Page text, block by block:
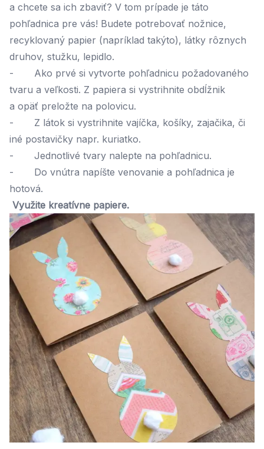
a chcete sa ich zbaviť? V tom prípade je táto
pohľadnica pre vás! Budete potrebovať nožnice,
recyklovaný papier (napríklad takýto), látky rôznych
druhov, stužku, lepidlo.
- Ako prvé si vytvorte pohľadnicu požadovaného
tvaru a veľkosti. Z papiera si vystrihnite obdĺžnik
a opäť preložte na polovicu.
- Z látok si vystrihnite vajíčka, košíky, zajačika, či
iné postavičky napr. kuriatko.
- Jednotlivé tvary nalepte na pohľadnicu.
- Do vnútra napíšte venovanie a pohľadnica je
hotová.
Využite kreatívne papiere.